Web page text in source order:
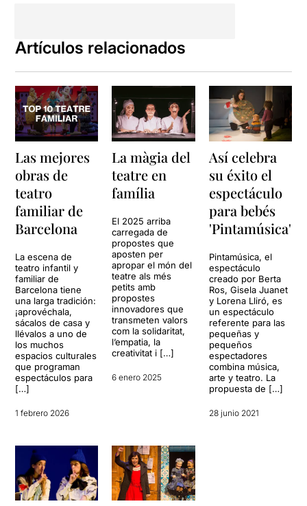
antes del inicio del
trata de una gran
experiencia tanto para
grandes como para
pequeños!
Artículos relacionados
Las mejores
obras de
teatro
familiar de
Barcelona
La escena de
teatro infantil y
familiar de
Barcelona tiene
una larga tradición:
¡aprovéchala,
sácalos de casa y
llévalos a uno de
los muchos
espacios culturales
que programan
espectáculos para
[…]
1 febrero 2026
La màgia del
teatre en
família
El 2025 arriba
carregada de
propostes que
aposten per
apropar el món del
teatre als més
petits amb
propostes
innovadores que
transmeten valors
com la solidaritat,
l’empatia, la
creativitat i […]
6 enero 2025
Así celebra
su éxito el
espectáculo
para bebés
'Pintamúsica'
Pintamúsica, el
espectáculo
creado por Berta
Ros, Gisela Juanet
y Lorena Lliró, es
un espectáculo
referente para las
pequeñas y
pequeños
espectadores
combina música,
arte y teatro. La
propuesta de […]
28 junio 2021